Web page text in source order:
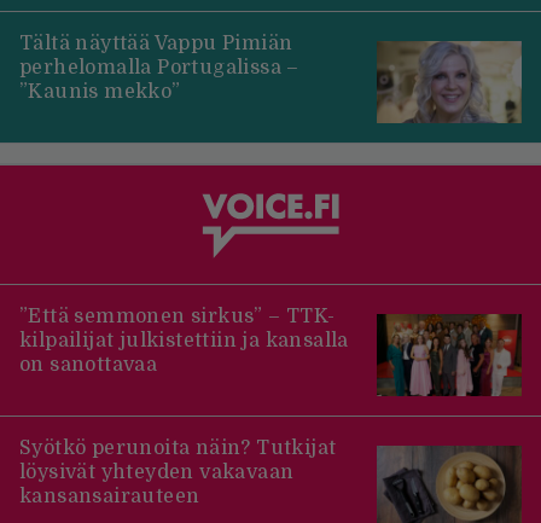
Tältä näyttää Vappu Pimiän
perhelomalla Portugalissa –
”Kaunis mekko”
”Että semmonen sirkus” – TTK-
kilpailijat julkistettiin ja kansalla
on sanottavaa
Syötkö perunoita näin? Tutkijat
löysivät yhteyden vakavaan
kansansairauteen